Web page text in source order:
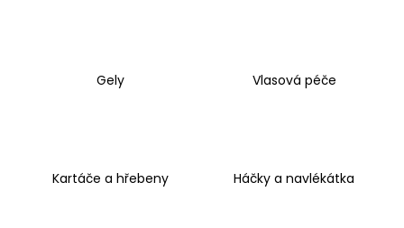
Gely Vlasová péče
Kartáče a hřebeny Háčky a navlékátka